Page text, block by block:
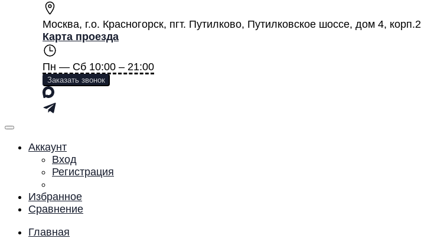
Москва, г.о. Красногорск, пгт. Путилково, Путилковское шоссе, дом 4, корп.2
Карта проезда
Пн — Сб 10:00 – 21:00
Заказать звонок
Аккаунт
Вход
Регистрация
Избранное
Сравнение
Главная